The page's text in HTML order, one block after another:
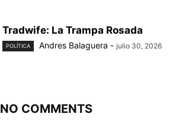
Tradwife: La Trampa Rosada
POLÍTICA Andres Balaguera - julio 30, 2026
NO COMMENTS